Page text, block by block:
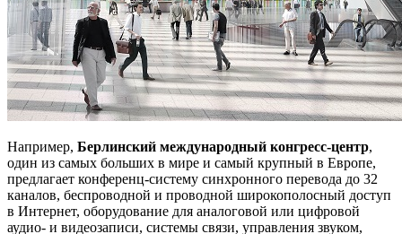
Например, Берлинский международный конгресс-центр,
один из самых больших в мире и самый крупный в Европе,
предлагает конференц-систему синхронного перевода до 32
каналов, беспроводной и проводной широкополосный доступ
в Интернет, оборудование для аналоговой или цифровой
аудио- и видеозаписи, системы связи, управления звуком,